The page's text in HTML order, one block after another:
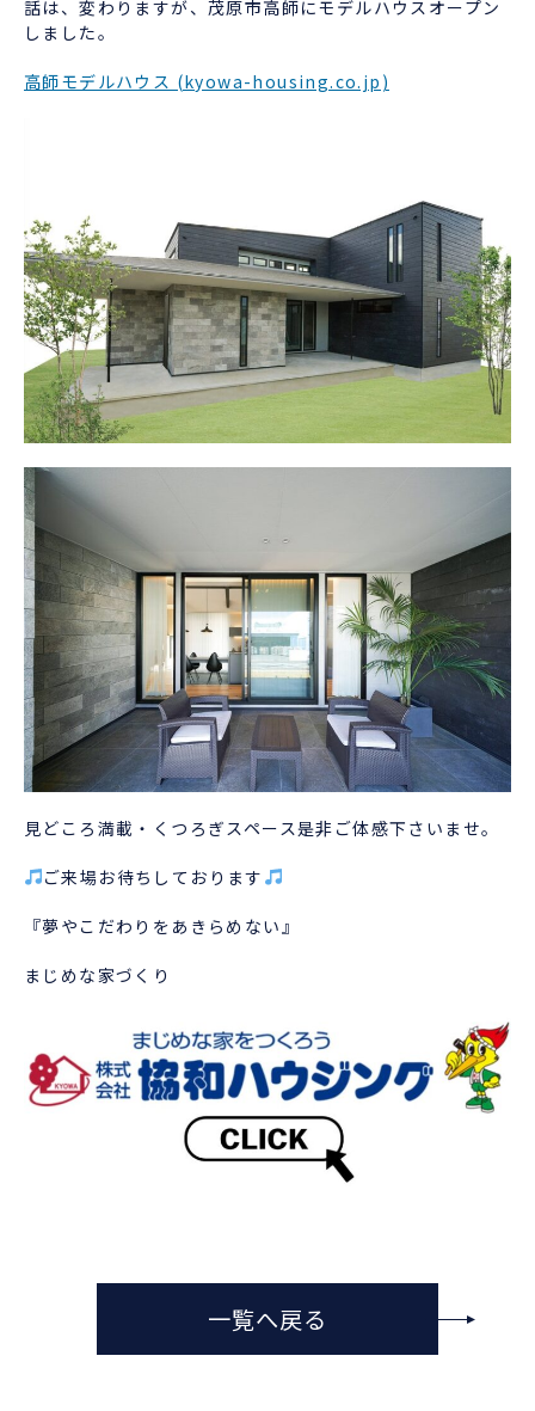
話は、変わりますが、茂原市高師にモデルハウスオープン
しました。
高師モデルハウス (kyowa-housing.co.jp)
見どころ満載・くつろぎスペース是非ご体感下さいませ。
ご来場お待ちしております
『夢やこだわりをあきらめない』
まじめな家づくり
一覧へ戻る